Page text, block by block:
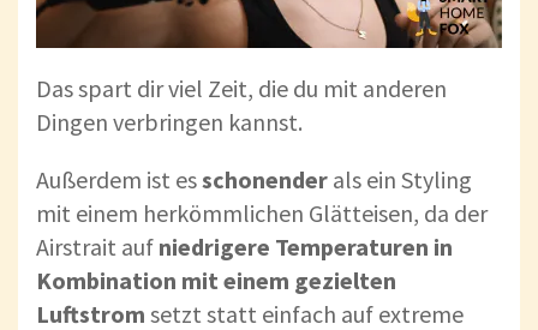
Das spart dir viel Zeit, die du mit anderen
Dingen verbringen kannst.
Außerdem ist esschonender als ein Styling
mit einem herkömmlichen Glätteisen, da der
Airstrait auf niedrigere Temperaturen in
Kombination mit einem gezielten
Luftstrom setzt statt einfach auf extreme